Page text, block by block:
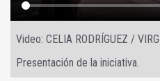
Video: CELIA RODRÍGUEZ /
Presentación de la iniciativa.